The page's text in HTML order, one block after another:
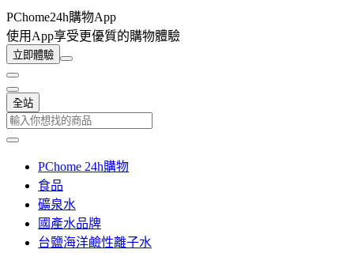
PChome24h購物App
使用App享受更優質的購物體驗
立即體驗
全站
PChome 24h購物
食品
礦泉水
國產水品牌
台鹽海洋鹼性離子水